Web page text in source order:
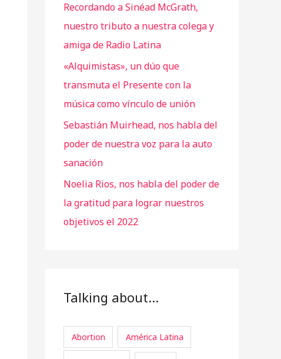
Recordando a Sinéad McGrath,
nuestro tributo a nuestra colega y
amiga de Radio Latina
«Alquimistas», un dúo que
transmuta el Presente con la
música como vínculo de unión
Sebastián Muirhead, nos habla del
poder de nuestra voz para la auto
sanación
Noelia Rios, nos habla del poder de
la gratitud para lograr nuestros
objetivos el 2022
Talking about…
Abortion América Latina